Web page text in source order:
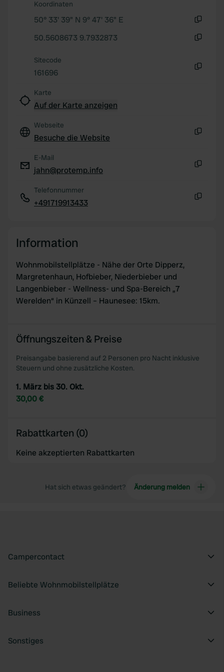
Koordinaten
50° 33' 39" N 9° 47' 36" E
50.5608673 9.7932873
Sitecode
161696
Karte
Auf der Karte anzeigen
Webseite
Besuche die Website
E-Mail
jahn@protemp.info
Telefonnummer
+491719913433
Information
Wohnmobilstellplätze - Nähe der Orte Dipperz,
Margretenhaun, Hofbieber, Niederbieber und
Langenbieber - Wellness- und Spa-Bereich „7
Werelden“ in Künzell – Haunesee: 15km.
Öffnungszeiten & Preise
Preisangabe basierend auf 2 Personen pro Nacht inklusive
Steuern und ohne zusätzliche Kosten.
1. März bis 30. Okt.
30,00 €
Rabattkarten (0)
Keine akzeptierten Rabattkarten
Hat sich etwas geändert? Änderung melden
Campercontact
Beliebte Wohnmobilstellplätze
Business
Sonstiges